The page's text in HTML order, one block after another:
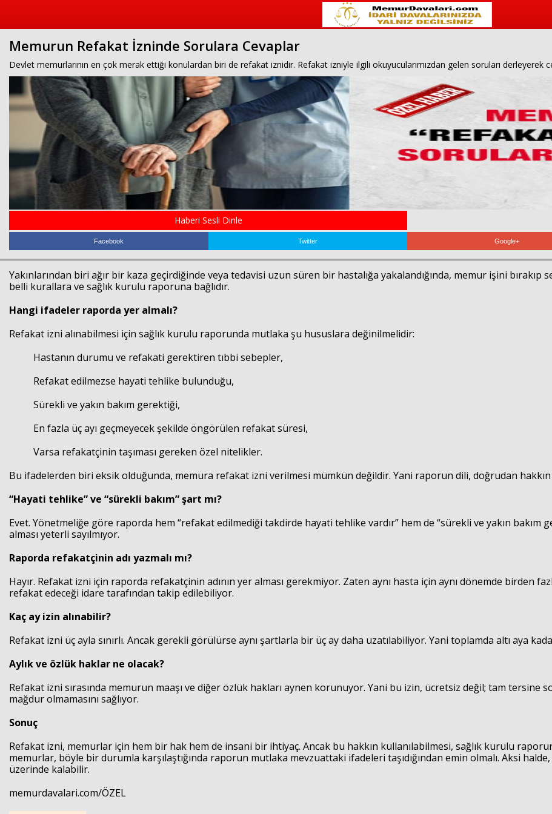
Memurun Refakat İzninde Sorulara Cevaplar
Devlet memurlarının en çok merak ettiği konulardan biri de refakat iznidir. Refakat izniyle ilgili okuyucularımızdan gelen soruları derleyerek
Haberi Sesli Dinle
Facebook Twitter Google+
Yakınlarından biri ağır bir kaza geçirdiğinde veya tedavisi uzun süren bir hastalığa yakalandığında, memur işini
belli kurallara ve sağlık kurulu raporuna bağlıdır.
Hangi ifadeler raporda yer almalı?
Refakat izni alınabilmesi için sağlık kurulu raporunda mutlaka şu hususlara değinilmelidir:
Hastanın durumu ve refakati gerektiren tıbbi sebepler,
Refakat edilmezse hayati tehlike bulunduğu,
Sürekli ve yakın bakım gerektiği,
En fazla üç ayı geçmeyecek şekilde öngörülen refakat süresi,
Varsa refakatçinin taşıması gereken özel nitelikler.
Bu ifadelerden biri eksik olduğunda, memura refakat izni verilmesi mümkün değildir. Yani raporun dili, doğrudan hakkın
“Hayati tehlike” ve “sürekli bakım” şart mı?
Evet. Yönetmeliğe göre raporda hem “refakat edilmediği takdirde hayati tehlike vardır” hem de “sürekli ve yakın
alması yeterli sayılmıyor.
Raporda refakatçinin adı yazmalı mı?
Hayır. Refakat izni için raporda refakatçinin adının yer alması gerekmiyor. Zaten aynı hasta için aynı dönemde birden
refakat edeceği idare tarafından takip edilebiliyor.
Kaç ay izin alınabilir?
Refakat izni üç ayla sınırlı. Ancak gerekli görülürse aynı şartlarla bir üç ay daha uzatılabiliyor. Yani toplamda altı aya
Aylık ve özlük haklar ne olacak?
Refakat izni sırasında memurun maaşı ve diğer özlük hakları aynen korunuyor. Yani bu izin, ücretsiz değil; tam tersine
mağdur olmamasını sağlıyor.
Sonuç
Refakat izni, memurlar için hem bir hak hem de insani bir ihtiyaç. Ancak bu hakkın kullanılabilmesi, sağlık kurulu
memurlar, böyle bir durumla karşılaştığında raporun mutlaka mevzuattaki ifadeleri taşıdığından emin olmalı. Aksi
üzerinde kalabilir.
memurdavalari.com/ÖZEL